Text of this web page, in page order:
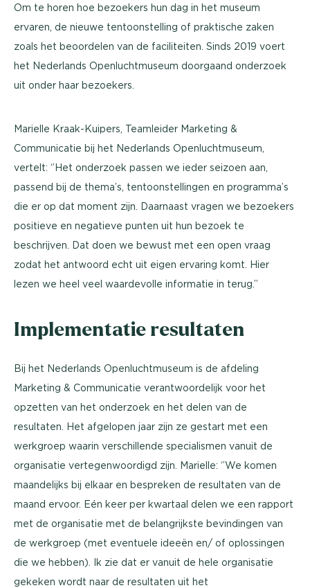
Om te horen hoe bezoekers hun dag in het museum
ervaren, de nieuwe tentoonstelling of praktische zaken
zoals het beoordelen van de faciliteiten. Sinds 2019 voert
het Nederlands Openluchtmuseum doorgaand onderzoek
uit onder haar bezoekers.
Marielle Kraak-Kuipers, Teamleider Marketing &
Communicatie bij het Nederlands Openluchtmuseum,
vertelt: ‘’Het onderzoek passen we ieder seizoen aan,
passend bij de thema’s, tentoonstellingen en programma’s
die er op dat moment zijn. Daarnaast vragen we bezoekers
positieve en negatieve punten uit hun bezoek te
beschrijven. Dat doen we bewust met een open vraag
zodat het antwoord echt uit eigen ervaring komt. Hier
lezen we heel veel waardevolle informatie in terug.’’
Implementatie resultaten
Bij het Nederlands Openluchtmuseum is de afdeling
Marketing & Communicatie verantwoordelijk voor het
opzetten van het onderzoek en het delen van de
resultaten. Het afgelopen jaar zijn ze gestart met een
werkgroep waarin verschillende specialismen vanuit de
organisatie vertegenwoordigd zijn. Marielle: ‘’We komen
maandelijks bij elkaar en bespreken de resultaten van de
maand ervoor. Eén keer per kwartaal delen we een rapport
met de organisatie met de belangrijkste bevindingen van
de werkgroep (met eventuele ideeën en/ of oplossingen
die we hebben). Ik zie dat er vanuit de hele organisatie
gekeken wordt naar de resultaten uit het